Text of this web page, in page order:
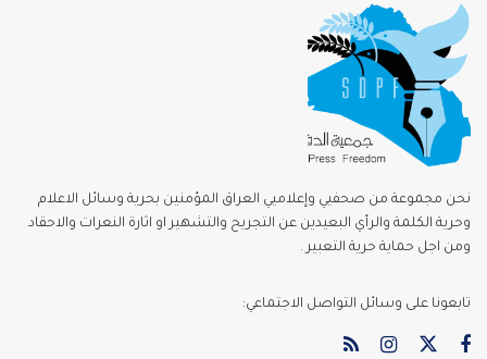
نحن مجموعة من صحفيي وإعلاميي العراق المؤمنين بحرية وسائل الاعلام
وحرية الكلمة والرأي البعيدين عن التجريح والتشهير او اثارة النعرات والاحقاد
ومن اجل حماية حرية التعبير .
تابعونا على وسائل التواصل الاجتماعي: